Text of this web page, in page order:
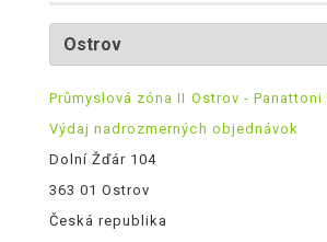
Průmyslová zóna II Ostrov - Panattoni
Výdaj nadrozmerných objednávok
Dolní Žďár 104
363 01 Ostrov
Česká republika